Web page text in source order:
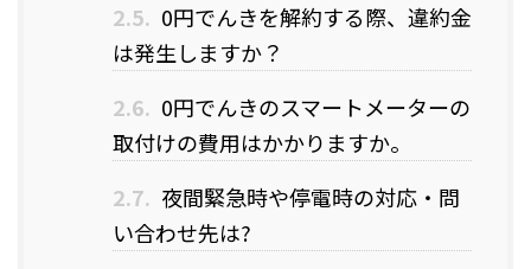
2.5. 0円でんきを解約する際、違約金
は発生しますか？
2.6. 0円でんきのスマートメーターの
取付けの費用はかかりますか。
2.7. 夜間緊急時や停電時の対応・問
い合わせ先は?